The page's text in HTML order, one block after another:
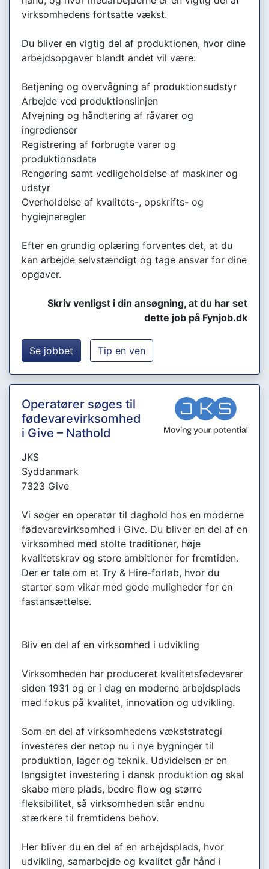
virksomhedens fortsatte vækst.
Du bliver en vigtig del af produktionen, hvor dine
arbejdsopgaver blandt andet vil være:
Betjening og overvågning af produktionsudstyr
Arbejde ved produktionslinjen
Afvejning og håndtering af råvarer og
ingredienser
Registrering af forbrugte varer og
produktionsdata
Rengøring samt vedligeholdelse af maskiner og
udstyr
Overholdelse af kvalitets-, opskrifts- og
hygiejneregler
Efter en grundig oplæring forventes det, at du
kan arbejde selvstændigt og tage ansvar for dine
opgaver.
Skriv venligst i din ansøgning, at du har set
dette job på Fynjob.dk
Se jobbet Tip en ven
Operatører søges til
fødevarevirksomhed
i Give – Nathold
JKS
Syddanmark
7323 Give
Vi søger en operatør til daghold hos en moderne
fødevarevirksomhed i Give. Du bliver en del af en
virksomhed med stolte traditioner, høje
kvalitetskrav og store ambitioner for fremtiden.
Der er tale om et Try & Hire-forløb, hvor du
starter som vikar med gode muligheder for en
fastansættelse.
Bliv en del af en virksomhed i udvikling
Virksomheden har produceret kvalitetsfødevarer
siden 1931 og er i dag en moderne arbejdsplads
med fokus på kvalitet, innovation og udvikling.
Som en del af virksomhedens vækststrategi
investeres der netop nu i nye bygninger til
produktion, lager og teknik. Udvidelsen er en
langsigtet investering i dansk produktion og skal
skabe mere plads, bedre flow og større
fleksibilitet, så virksomheden står endnu
stærkere til fremtidens behov.
Her bliver du en del af en arbejdsplads, hvor
udvikling, samarbejde og kvalitet går hånd i